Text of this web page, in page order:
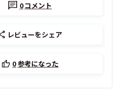
0コメント
レビューをシェア
0参考になった